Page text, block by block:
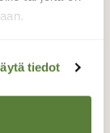
tiedot